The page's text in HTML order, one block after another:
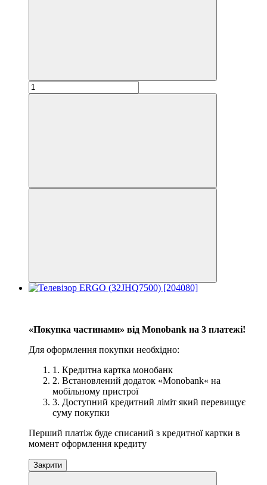
«Покупка частинами» від Monobank на 3 платежі!
Для оформлення покупки необхідно:
1. Кредитна картка монобанк
2. Встановлений додаток «Monobank« на
мобільному пристрої
3. Доступний кредитний ліміт який перевищує
суму покупки
Перший платіж буде списаний з кредитної картки в
момент оформлення кредиту
Закрити